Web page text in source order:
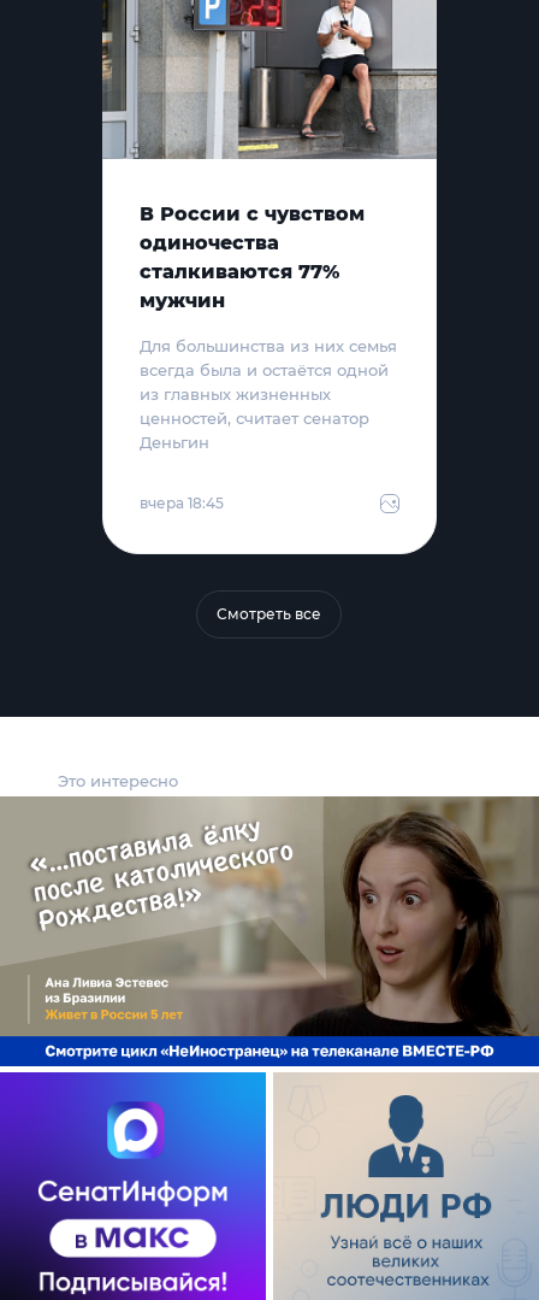
Это интересно
В России с чувством
одиночества
сталкиваются 77%
мужчин
Для большинства из них семья
всегда была и остаётся одной
из главных жизненных
ценностей, считает сенатор
Деньгин
вчера 18:45
Смотреть все